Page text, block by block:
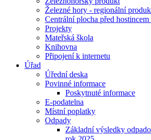
Železné hory - regionální
Centrální plocha před
Projekty
Mateřská škola
Knihovna
Připojení k internetu
Úřad
Úřední deska
Povinné informace
Poskytnuté informace
E-podatelna
Místní poplatky
Odpady
Základní výsledky